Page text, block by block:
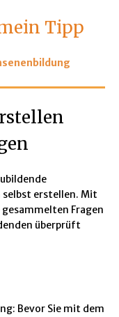
Tipp
erstellen. Mit
Fragen
überprüft
Bevor Sie mit dem